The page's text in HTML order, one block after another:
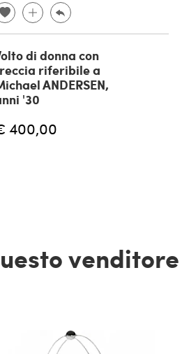
di donna con
riferibile a
ANDERSEN,
'30
400,00
venditore